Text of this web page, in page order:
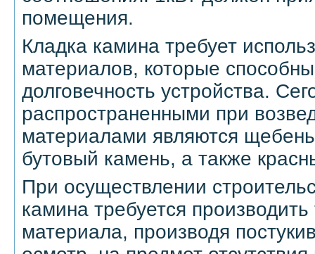
помещения.
Кладка камина требует
материалов, которые
долговечность устройства.
распространенными при
материалами являются
бутовый камень, а также
При осуществлении
камина требуется
материала, производя